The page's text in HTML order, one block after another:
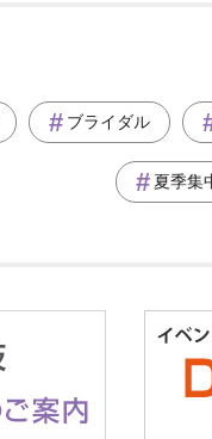
ブライダル
夏季集